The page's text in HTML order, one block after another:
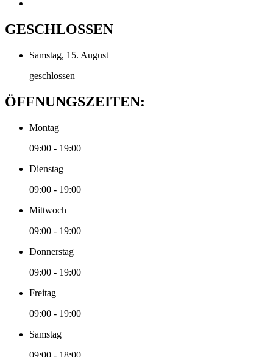
GESCHLOSSEN
Samstag, 15. August
geschlossen
ÖFFNUNGSZEITEN:
Montag
09:00 - 19:00
Dienstag
09:00 - 19:00
Mittwoch
09:00 - 19:00
Donnerstag
09:00 - 19:00
Freitag
09:00 - 19:00
Samstag
09:00 - 18:00